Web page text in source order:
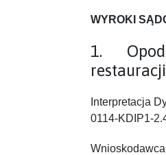
WYROKI
1.
restauracji
Interpretacja
0114-KDIP1-